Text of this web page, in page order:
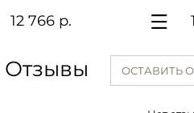
12 766 р.
Отзывы ОСТАВИТЬ